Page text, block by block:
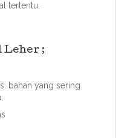
tertentu.
Leher ;
bahan yang sering